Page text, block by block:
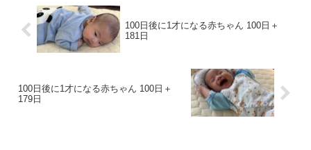
100日後に1才になる赤ちゃん 100日＋
181日
100日後に1才になる赤ちゃん 100日＋
179日